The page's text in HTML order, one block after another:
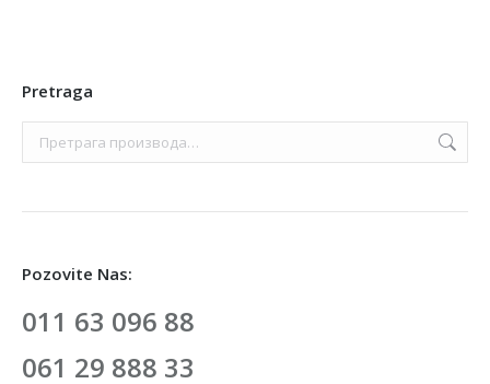
Pretraga
Pozovite Nas:
011 63 096 88
061 29 888 33